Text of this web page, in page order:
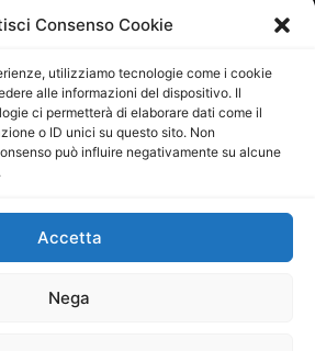
Consenso Cookie
utilizziamo tecnologie come i cookie
alle informazioni del dispositivo. Il
ci permetterà di elaborare dati come il
o ID unici su questo sito. Non
può influire negativamente su alcune
Accetta
Nega
29/09/2015
Maurizio Scaglione
Maria Calabrese
P.IVA: 06334930820
Società Cooperativa a r.l. è
Operatori di Comunicazione al